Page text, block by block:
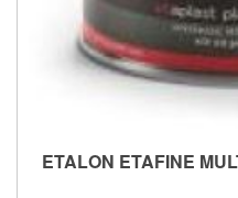
ETALON ETAFINE